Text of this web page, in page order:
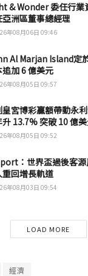
& Wonder 委任行
亞洲區董事總經理
年08月06日 09:46
Al Marjan Island定
追加 6 億美元
年08月05日 09:57
皇宮博彩贏額帶動永
升 13.7% 突破 10 億
年08月05日 09:52
：世界盃過後客
重回增長軌道
年08月03日 09:54
LOAD MORE
經濟